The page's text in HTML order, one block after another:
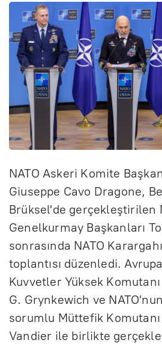
NATO Askeri Komite
Giuseppe Cavo Dragone,
Brüksel'de gerçekleştirilen
Genelkurmay Başkanları
sonrasında NATO
toplantısı düzenledi.
Kuvvetler Yüksek
G. Grynkewich ve
sorumlu Müttefik
Vandier ile birlikte